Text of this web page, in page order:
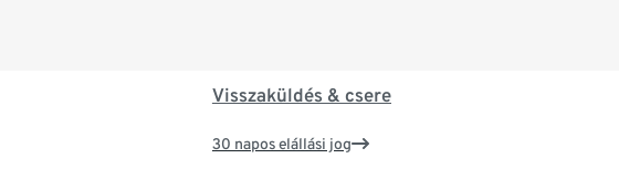
Visszaküldés & csere
30 napos elállási jog